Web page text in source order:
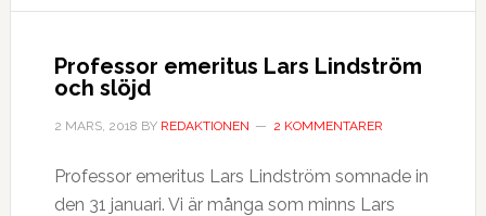
Professor emeritus Lars Lindström
och slöjd
2 MARS, 2018 BY REDAKTIONEN 2 KOMMENTARER
Professor emeritus Lars Lindström somnade in
den 31 januari. Vi är många som minns Lars